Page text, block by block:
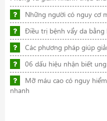
Những người có nguy cơ
Điều trị bệnh vẩy da bằng
Các phương pháp giúp
06 dấu hiệu nhận biết
Mỡ máu cao có nguy
nhanh